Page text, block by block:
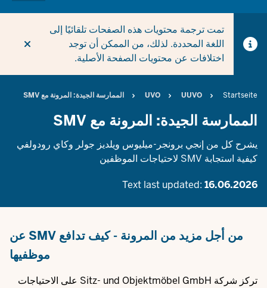
تمت ترجمة محتويات هذه الصفحات تلقائيًا إلى
اللغة المحددة. لذلك، من الممكن أن توجد
اختلافات عن محتويات الصفحة الأصلية.
Breadcrumb
Startseite
UUVO
UVO الممارسة الجيدة: المرونة مع SMV
الممارسة الجيدة: المرونة مع SMV
يشرح كل من إنجي برونجر-ميليوس ويلديز جولر وكاي رودولفي
كيفية استجابة SMV لاحتياجات الموظفين
Text last updated: 16.06.2026
من أجل مزيد من المرونة - كيف تدافع SMV عن
موظفيها
تركز شركة Sitz- und Objektmöbel GmbH على الاحتياجات